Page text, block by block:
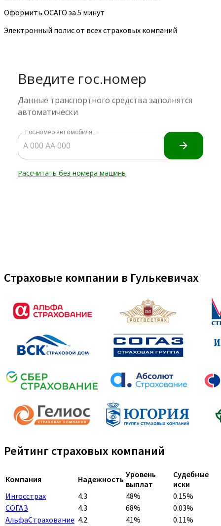
Оформить ОСАГО за 5 минут
Электронный полис от всех страховых компаний
Страховые компании в Гулькевичах
Рейтинг страховых компаний
Компания Надежность Уровень
выплат
Судебные
иски
Ингосстрах
4.3 48%
0.15%
СОГАЗ
4.3 68%
0.03%
АльфаСтрахование 4.2 41%
0.11%